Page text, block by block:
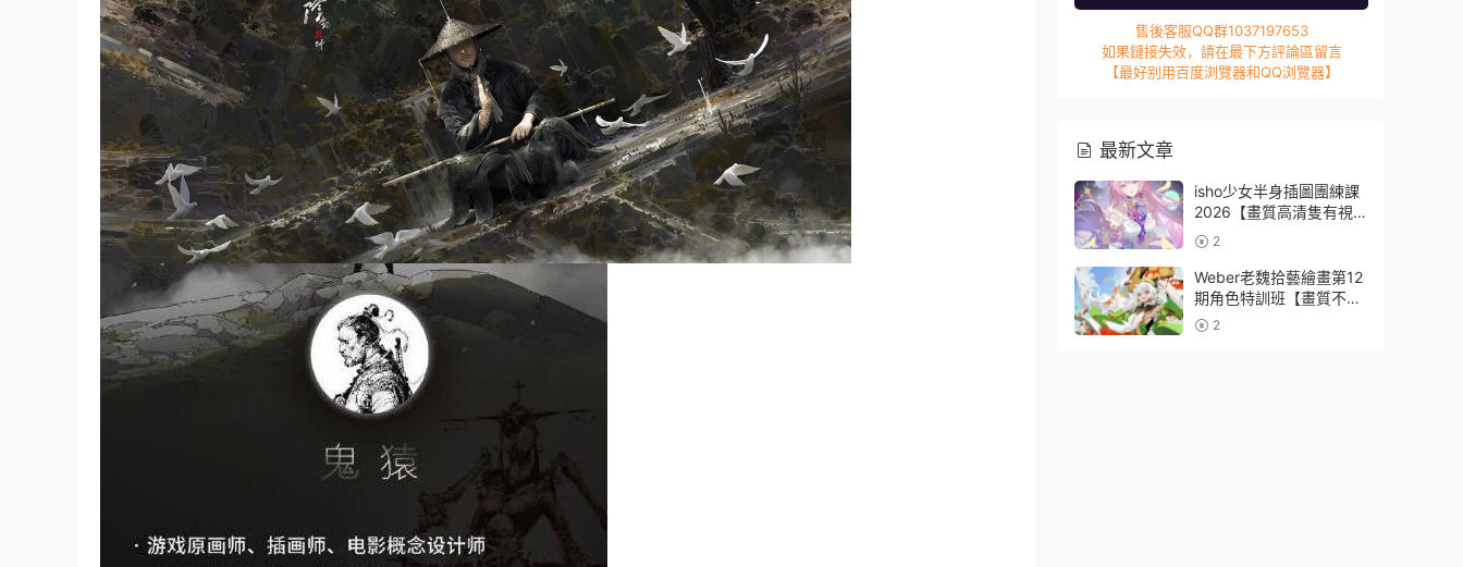
售後客服QQ群1037197653
如果鏈接失效，請在最下方評論區留言
【最好别用百度浏覽器和QQ浏覽器】
最新文章
isho少女半身插圖團練課
2026【畫質高清隻有視
頻】2
Weber老魏拾藝繪畫第12
期角色特訓班【畫質不錯
隻有視頻】
2